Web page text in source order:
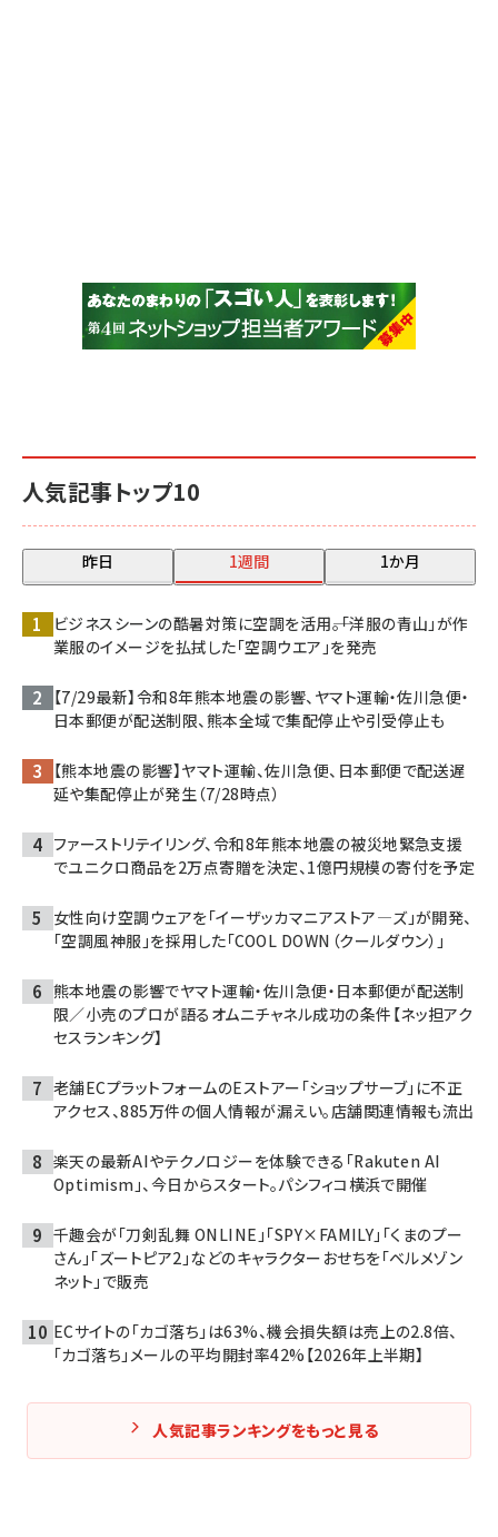
人気記事トップ10
昨日 1週間 1か月
ビジネスシーンの酷暑対策に空調を活用――。「洋服の青山」が作
業服のイメージを払拭した「空調ウエア」を発売
【7/29最新】令和8年熊本地震の影響、ヤマト運輸・佐川急便・
日本郵便が配送制限、熊本全域で集配停止や引受停止も
【熊本地震の影響】ヤマト運輸、佐川急便、日本郵便で配送遅
延や集配停止が発生（7/28時点）
ファーストリテイリング、令和8年熊本地震の被災地緊急支援
でユニクロ商品を2万点寄贈を決定、1億円規模の寄付を予定
女性向け空調ウェアを「イーザッカマニアストア―ズ」が開発、
「空調風神服」を採用した「COOL DOWN（クールダウン）」
熊本地震の影響でヤマト運輸・佐川急便・日本郵便が配送制
限／小売のプロが語るオムニチャネル成功の条件【ネッ担アク
セスランキング】
老舗ECプラットフォームのEストアー「ショップサーブ」に不正
アクセス、885万件の個人情報が漏えい。店舗関連情報も流出
楽天の最新AIやテクノロジーを体験できる「Rakuten AI
Optimism」、今日からスタート。パシフィコ横浜で開催
千趣会が「刀剣乱舞 ONLINE」「SPY×FAMILY」「くまのプー
さん」「ズートピア2」などのキャラクターおせちを「ベルメゾン
ネット」で販売
ECサイトの「カゴ落ち」は63%、機会損失額は売上の2.8倍、
「カゴ落ち」メールの平均開封率42%【2026年上半期】
人気記事ランキングをもっと見る